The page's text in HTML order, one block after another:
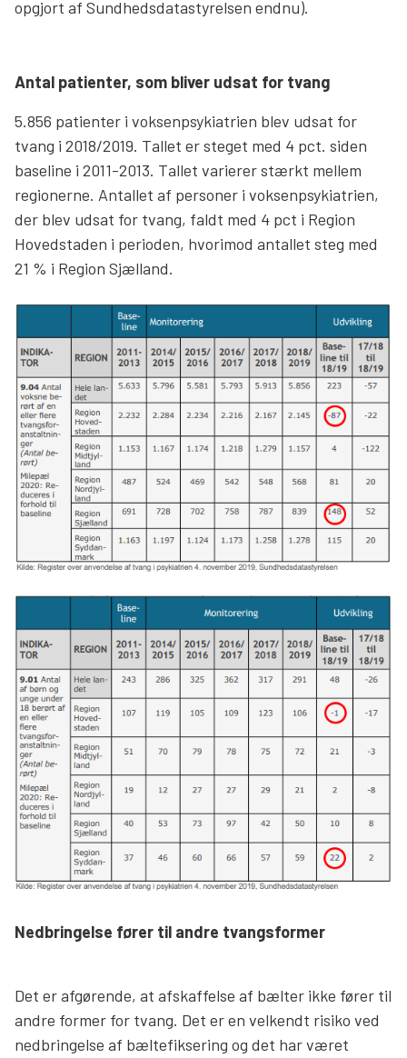
opgjort af Sundhedsdatastyrelsen endnu).
Antal patienter, som bliver udsat for tvang
5.856 patienter i voksenpsykiatrien blev udsat for
tvang i 2018/2019. Tallet er steget med 4 pct. siden
baseline i 2011-2013. Tallet varierer stærkt mellem
regionerne. Antallet af personer i voksenpsykiatrien,
der blev udsat for tvang, faldt med 4 pct i Region
Hovedstaden i perioden, hvorimod antallet steg med
21 % i Region Sjælland.
Nedbringelse fører til andre tvangsformer
Det er afgørende, at afskaffelse af bælter ikke fører til
andre former for tvang. Det er en velkendt risiko ved
nedbringelse af bæltefiksering og det har været